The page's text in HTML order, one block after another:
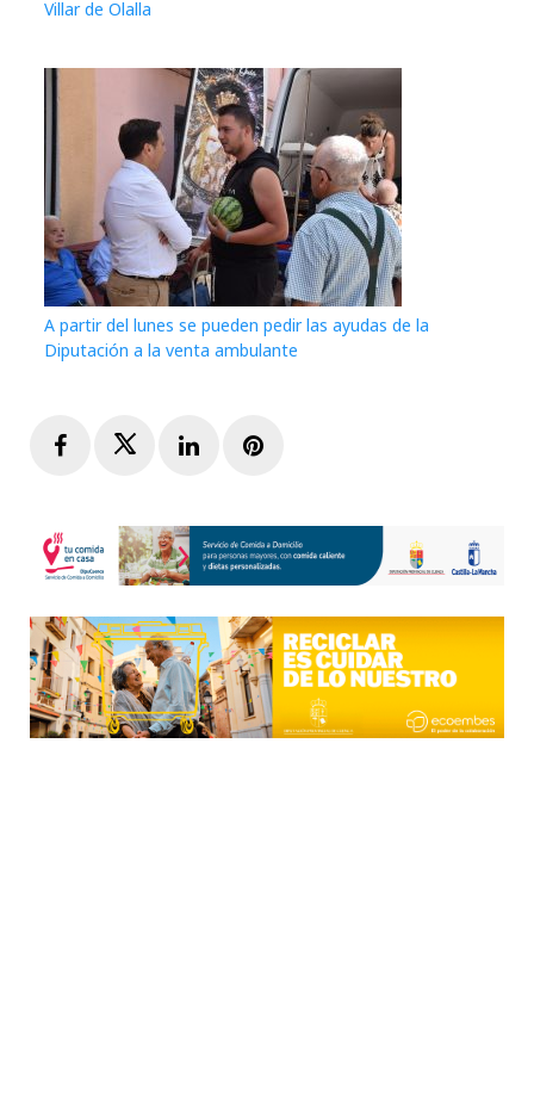
Villar de Olalla
A partir del lunes se pueden pedir las ayudas de la
Diputación a la venta ambulante
FacebookTwitterLinkedInPinterest